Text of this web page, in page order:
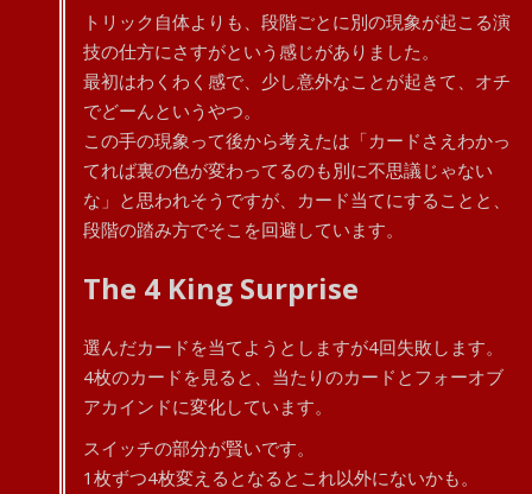
トリック自体よりも、段階ごとに別の現象が起こる演
技の仕方にさすがという感じがありました。
最初はわくわく感で、少し意外なことが起きて、オチ
でどーんというやつ。
この手の現象って後から考えたは「カードさえわかっ
てれば裏の色が変わってるのも別に不思議じゃない
な」と思われそうですが、カード当てにすることと、
段階の踏み方でそこを回避しています。
The 4 King Surprise
選んだカードを当てようとしますが4回失敗します。
4枚のカードを見ると、当たりのカードとフォーオブ
アカインドに変化しています。
スイッチの部分が賢いです。
1枚ずつ4枚変えるとなるとこれ以外にないかも。